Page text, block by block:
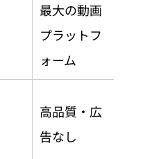
最大の動画
プラットフ
ォーム
高品質・広
告なし